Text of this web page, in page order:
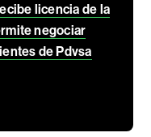
licencia de la
negociar
de Pdvsa